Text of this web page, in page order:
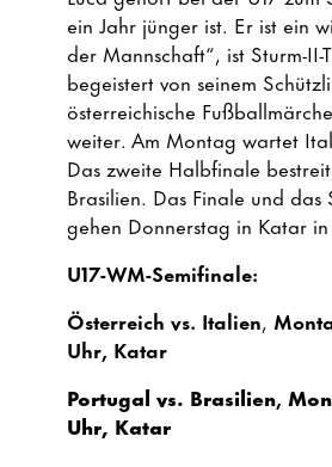
ein Jahr jünger ist. Er ist ein
der Mannschaft“, ist Sturm-II-
begeistert von seinem
österreichische
weiter. Am Montag wartet
Das zweite Halbfinale
Brasilien. Das Finale und
gehen Donnerstag in Katar in
U17-WM-Semifinale:
Österreich vs. Italien,
Uhr, Katar
Portugal vs. Brasilien,
Uhr, Katar